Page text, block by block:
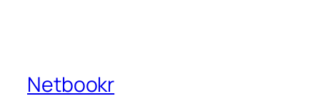
Netbookr